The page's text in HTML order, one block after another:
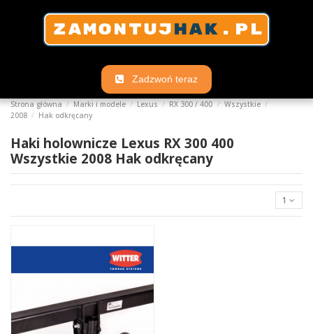
Zadzwoń teraz
Strona główna Marki i modele Lexus RX 300 / 400
Wszystkie
2008
Hak odkręcany
Haki holownicze Lexus RX 300 400
Wszystkie 2008 Hak odkręcany
1